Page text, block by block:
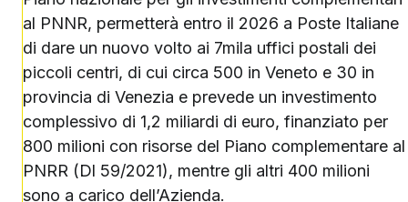
al PNNR, permetterà entro il 2026 a Poste Italiane
di dare un nuovo volto ai 7mila uffici postali dei
piccoli centri, di cui circa 500 in Veneto e 30 in
provincia di Venezia e prevede un investimento
complessivo di 1,2 miliardi di euro, finanziato per
800 milioni con risorse del Piano complementare al
PNRR (Dl 59/2021), mentre gli altri 400 milioni
sono a carico dell’Azienda.